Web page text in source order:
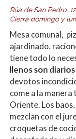
Rúa de San Pedro,
Cierra domingo y
Mesa comunal,
ajardinado,
tiene todo lo
llenos son diarios
devotos
come a la
Oriente. Los
mezclan con el
croquetas de